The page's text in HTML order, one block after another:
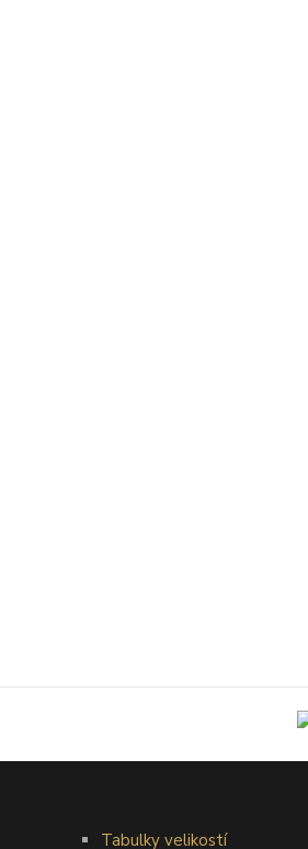
Tabulky velikostí